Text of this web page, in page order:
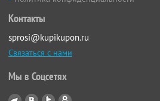
Контакты
sprosi@kupikupon.ru
Связаться с нами
Мы в Соцсетях